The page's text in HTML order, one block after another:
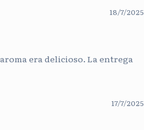
18/7/2025
era delicioso. La entrega
17/7/2025